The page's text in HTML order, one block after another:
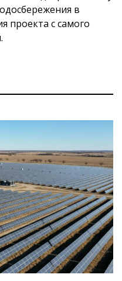
в
проекта с самого